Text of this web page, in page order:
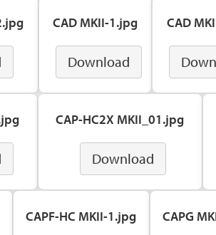
CAD MKII-1.jpg
Download
CAD
CAP-HC2X MKII_01.jpg
Download
CAPF-HC MKII-1.jpg CAPG